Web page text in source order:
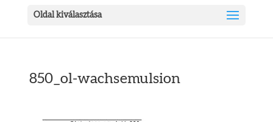
Oldal kiválasztása
850_ol-wachsemulsion